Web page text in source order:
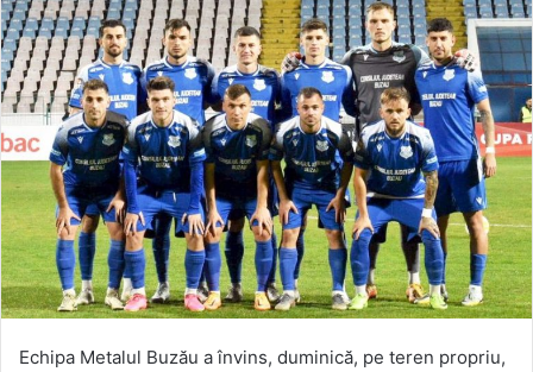
Echipa Metalul Buzău a învins, duminică, pe teren propriu,